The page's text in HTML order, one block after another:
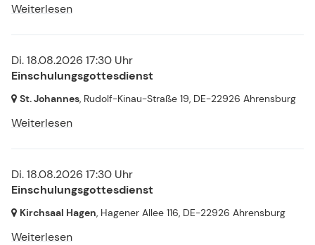
Weiterlesen
Di. 18.08.2026 17:30 Uhr
Einschulungsgottesdienst
St. Johannes, Rudolf-Kinau-Straße 19, DE-22926 Ahrensburg
Weiterlesen
Di. 18.08.2026 17:30 Uhr
Einschulungsgottesdienst
Kirchsaal Hagen, Hagener Allee 116, DE-22926 Ahrensburg
Weiterlesen